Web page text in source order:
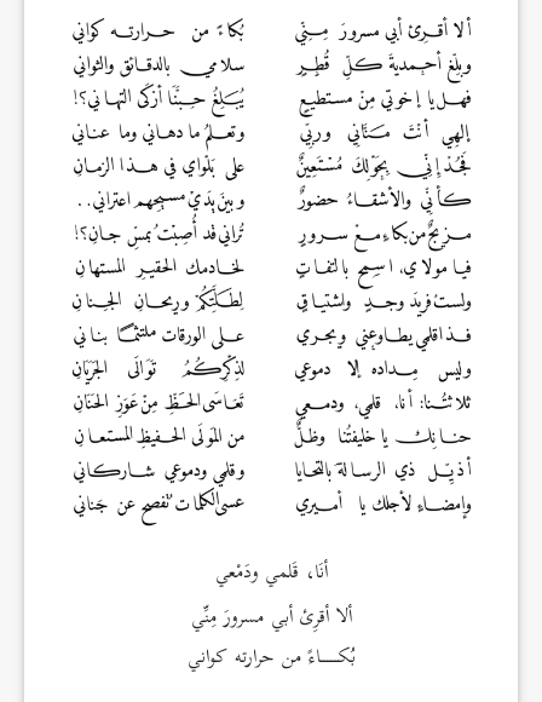
أنَا، قَلمي ودَمْعي
ألا أقرِئ أبي مسرورَ مِنِّي
بُكـــــاءً من حرارته كواني